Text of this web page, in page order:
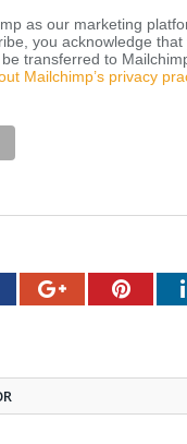
as our marketing
you acknowledge that
transferred to
Mailchimp’s privacy
Google+